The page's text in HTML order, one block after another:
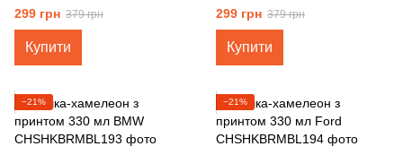
299 грн 379 грн
Купити
299 грн 379 грн
Купити
−21% −21%